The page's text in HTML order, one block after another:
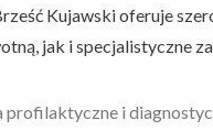
Kujawski oferuje
jak i specjalistyczne
profilaktyczne i